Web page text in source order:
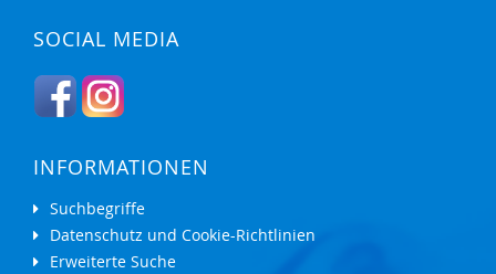
SOCIAL MEDIA
INFORMATIONEN
Suchbegriffe
Datenschutz und Cookie-Richtlinien
Erweiterte Suche